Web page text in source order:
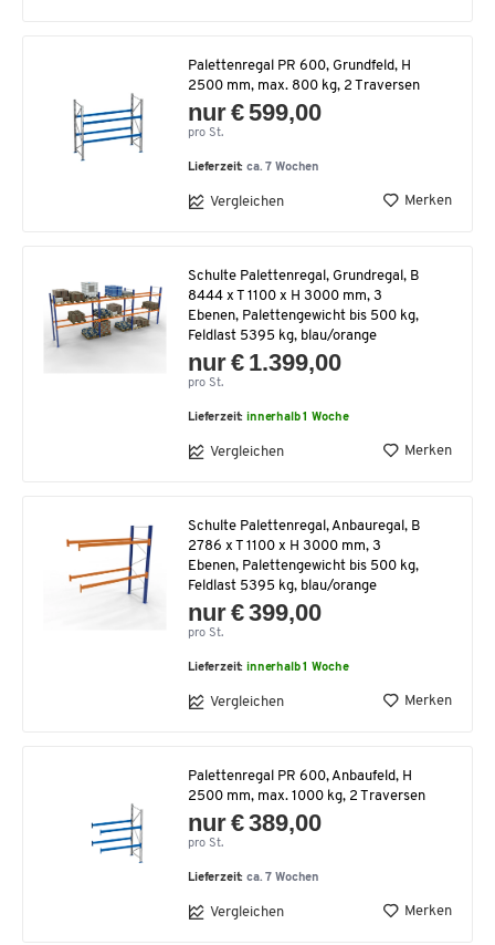
Palettenregal PR 600, Grundfeld, H
2500 mm, max. 800 kg, 2 Traversen
nur € 599,00
pro St.
Lieferzeit:ca. 7 Wochen
Vergleichen Merken
Schulte Palettenregal, Grundregal, B
8444 x T 1100 x H 3000 mm, 3
Ebenen, Palettengewicht bis 500 kg,
Feldlast 5395 kg, blau/orange
nur € 1.399,00
pro St.
Lieferzeit:innerhalb 1 Woche
Vergleichen Merken
Schulte Palettenregal, Anbauregal, B
2786 x T 1100 x H 3000 mm, 3
Ebenen, Palettengewicht bis 500 kg,
Feldlast 5395 kg, blau/orange
nur € 399,00
pro St.
Lieferzeit:innerhalb 1 Woche
Vergleichen Merken
Palettenregal PR 600, Anbaufeld, H
2500 mm, max. 1000 kg, 2 Traversen
nur € 389,00
pro St.
Lieferzeit:ca. 7 Wochen
Vergleichen Merken